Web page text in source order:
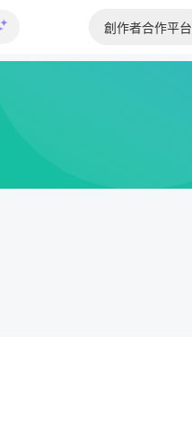
創作者合作平台